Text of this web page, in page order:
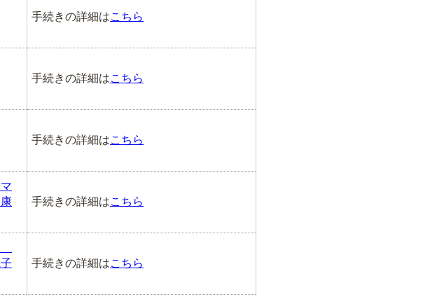
手続きの詳細はこちら
手続きの詳細はこちら
手続きの詳細はこちら
手続きの詳細はこちら
手続きの詳細はこちら